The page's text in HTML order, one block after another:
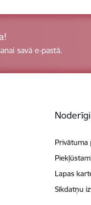
savā e-pastā.
Noderīgi
Privātuma
Lapas
Sīkdatņu